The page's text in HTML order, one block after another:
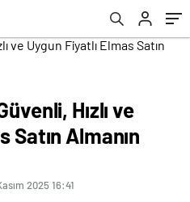
Hızlı ve
Satın Almanın
2025 16:41